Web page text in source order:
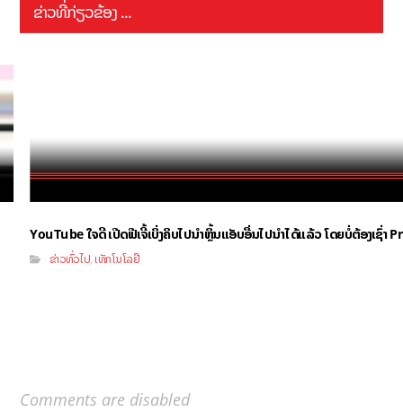
ຂ່າວທີ່ກ່ຽວຂ້ອງ ...
YouTube ໃຈດີ ເປີດຟີເຈີ້ເບິ່ງຄິບໄປນຳຫຼິ້ນແອັບອື່ນໄປນຳໄດ້ແລ້ວ ໂດຍບໍ່ຕ້ອງເຊົ່າ
ຂ່າວທົ່ວໄປ,ເທັກໂນໂລຢີ
Comments are disabled